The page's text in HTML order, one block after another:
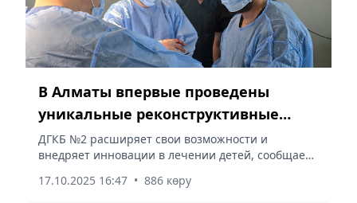
В Алматы впервые проведены
уникальные реконструктивные
операции детям с редкими
ортопедическими патологиями
ДГКБ №2 расширяет свои возможности и
внедряет инновации в лечении детей, сообщает
17.10.2025 16:47 • 886 көру